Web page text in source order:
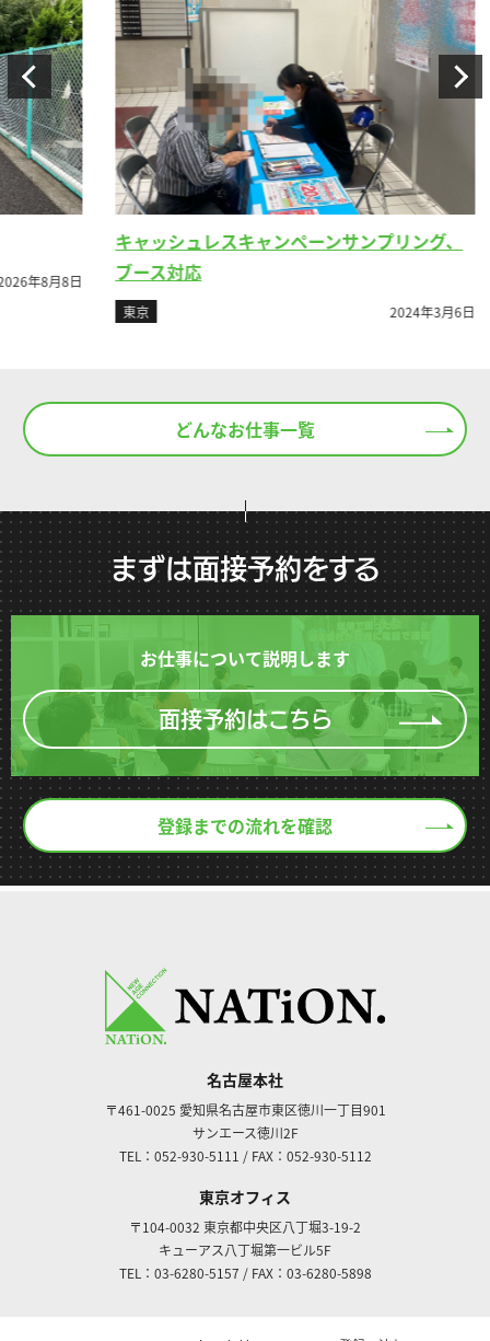
8日
キャッシュレスキャンペーンサンプリング、
ブース対応
2024年3月6日
どんなお仕事一覧
まずは面接予約をする
お仕事について説明します
面接予約はこちら
登録までの流れを確認
名古屋本社
〒461-0025 愛知県名古屋市東区徳川一丁目901
サンエース徳川2F
TEL：052-930-5111 / FAX：052-930-5112
東京オフィス
〒104-0032 東京都中央区八丁堀3-19-2
キューアス八丁堀第一ビル5F
TEL：03-6280-5157 / FAX：03-6280-5898